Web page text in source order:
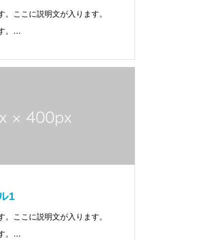
。ここに説明文が入ります。
。
1
。ここに説明文が入ります。
。